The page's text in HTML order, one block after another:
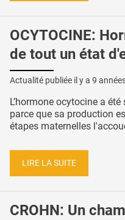
OCYTOCINE:
de tout un état
Actualité publiée il y a 9
L’hormone ocytocine a
parce que sa production
étapes maternelles
LIRE LA SUITE
CROHN: Un